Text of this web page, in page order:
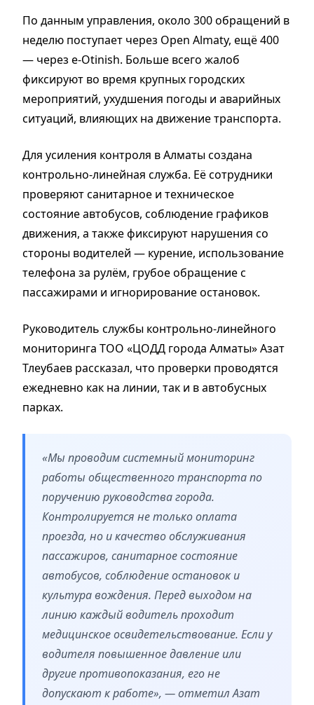
По данным управления, около 300 обращений в
неделю поступает через Open Almaty, ещё 400
— через e-Otinish. Больше всего жалоб
фиксируют во время крупных городских
мероприятий, ухудшения погоды и аварийных
ситуаций, влияющих на движение транспорта.
Для усиления контроля в Алматы создана
контрольно-линейная служба. Её сотрудники
проверяют санитарное и техническое
состояние автобусов, соблюдение графиков
движения, а также фиксируют нарушения со
стороны водителей — курение, использование
телефона за рулём, грубое обращение с
пассажирами и игнорирование остановок.
Руководитель службы контрольно-линейного
мониторинга ТОО «ЦОДД города Алматы» Азат
Тлеубаев рассказал, что проверки проводятся
ежедневно как на линии, так и в автобусных
парках.
«Мы проводим системный мониторинг
работы общественного транспорта по
поручению руководства города.
Контролируется не только оплата
проезда, но и качество обслуживания
пассажиров, санитарное состояние
автобусов, соблюдение остановок и
культура вождения. Перед выходом на
линию каждый водитель проходит
медицинское освидетельствование. Если у
водителя повышенное давление или
другие противопоказания, его не
допускают к работе», — отметил Азат